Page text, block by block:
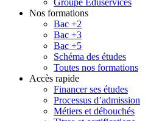
Groupe Eduservices
Nos formations
Bac +2
Bac +3
Bac +5
Schéma des études
Toutes nos formations
Accès rapide
Financer ses études
Processus d’admission
Métiers et débouchés